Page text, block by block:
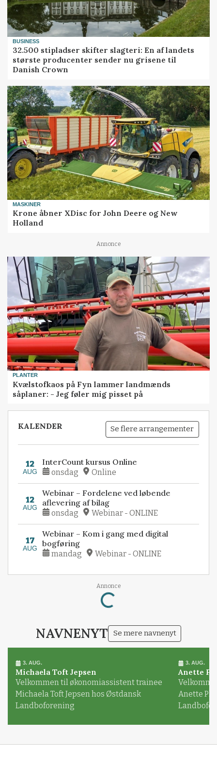
BUSINESS
32.500 stipladser skifter slagteri: En af landets
største producenter sender nu grisene til
Danish Crown
MASKINER
Krone åbner XDisc for John Deere og New
Holland
Annonce
PLANTER
Kvælstofkaos på Fyn lammer landmænds
såplaner: - Jeg føler mig pisset på
KALENDER Se flere arrangementer
12
AUG
InterCount kursus Online
onsdag Online
12
AUG
Webinar – Fordelene ved løbende
aflevering af bilag
onsdag Webinar - ONLINE
17
AUG
Webinar – Kom i gang med digital
bogføring
mandag Webinar - ONLINE
Annonce
Loading...
NAVNENYT Se mere navnenyt
3. AUG.
Michaela Toft Jepsen
Velkommen til økonomiassistent trainee
Michaela Toft Jepsen hos Østdansk
Landboforening
3. AUG.
Anette
Anette